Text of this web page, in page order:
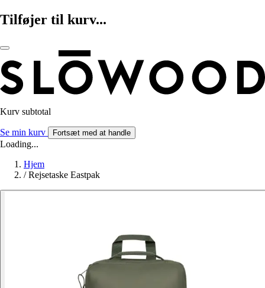
Tilføjer til kurv...
Kurv subtotal
Se min kurv Fortsæt med at handle
Loading...
Hjem
/ Rejsetaske Eastpak